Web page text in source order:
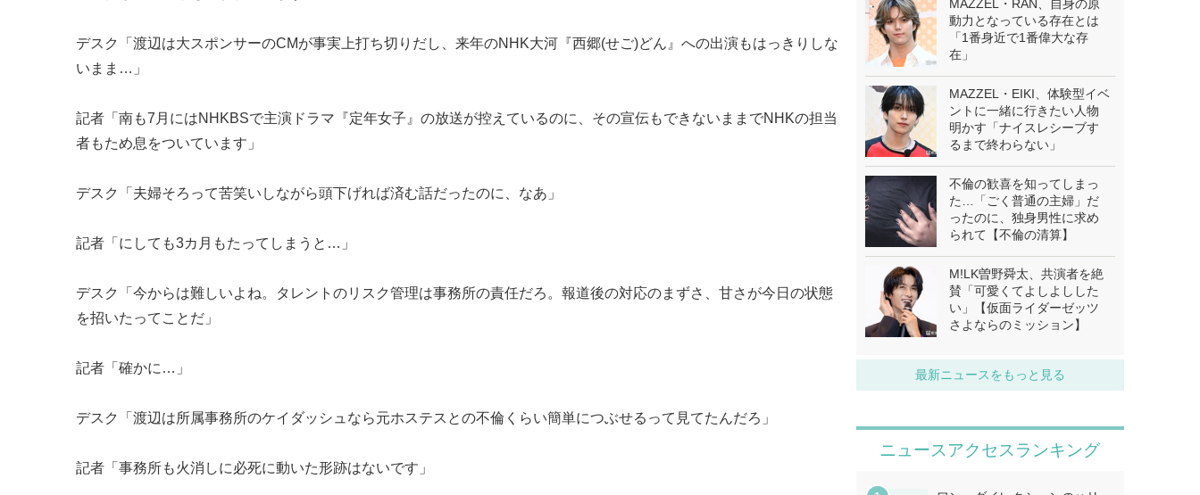
デスク「渡辺は大スポンサーのCMが事実上打ち切りだし、来年のNHK大河『西郷(せご)どん』への出演もはっきりしな
いまま…」
記者「南も7月にはNHKBSで主演ドラマ『定年女子』の放送が控えているのに、その宣伝もできないままでNHKの担当
者もため息をついています」
デスク「夫婦そろって苦笑いしながら頭下げれば済む話だったのに、なあ」
記者「にしても3カ月もたってしまうと…」
デスク「今からは難しいよね。タレントのリスク管理は事務所の責任だろ。報道後の対応のまずさ、甘さが今日の状態
を招いたってことだ」
記者「確かに…」
デスク「渡辺は所属事務所のケイダッシュなら元ホステスとの不倫くらい簡単につぶせるって見てたんだろ」
記者「事務所も火消しに必死に動いた形跡はないです」
MAZZEL・RAN、自身の原
動力となっている存在とは
「1番身近で1番偉大な存
在」
MAZZEL・EIKI、体験型イベ
ントに一緒に行きたい人物
明かす「ナイスレシーブす
るまで終わらない」
不倫の歓喜を知ってしまっ
た…「ごく普通の主婦」だ
ったのに、独身男性に求め
られて【不倫の清算】
M!LK曽野舜太、共演者を絶
賛「可愛くてよしよしした
い」【仮面ライダーゼッツ
さよならのミッション】
最新ニュースをもっと見る
ニュースアクセスランキング